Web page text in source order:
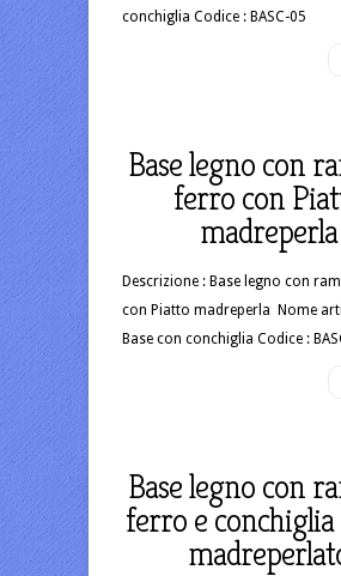
conchiglia Codice : BASC-05
Base legno con
ferro con
madreperla
Descrizione : Base legno con
con Piatto madreperla Nome
Base con conchiglia Codice :
Base legno con
ferro e